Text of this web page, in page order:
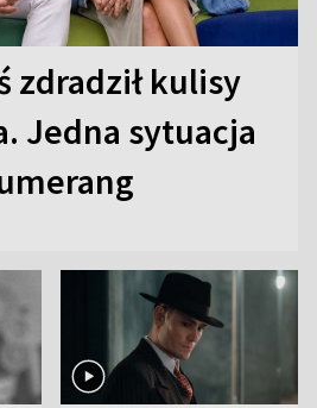
zdradził kulisy
Jedna sytuacja